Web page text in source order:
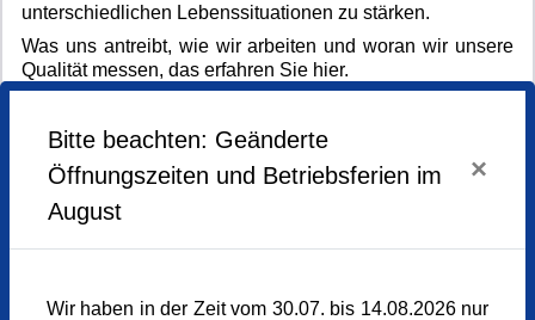
unterschiedlichen Lebenssituationen zu stärken.
Was uns antreibt, wie wir arbeiten und woran wir unsere
Qualität messen, das erfahren Sie hier.
Bitte beachten: Geänderte
Öffnungszeiten und Betriebsferien im
August
×
Wir haben in der Zeit vom 30.07. bis 14.08.2026 nur